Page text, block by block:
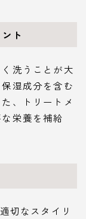
ト
洗うことが大
湿成分を含む
、トリートメ
栄養を補給
切なスタイリ